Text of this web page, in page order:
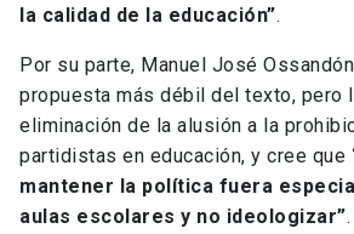
la calidad de la educación”.
Por su parte, Manuel José
propuesta más débil del texto, pero
eliminación de la alusión a la
partidistas en educación, y cree que
mantener la política fuera
aulas escolares y no ideologizar”